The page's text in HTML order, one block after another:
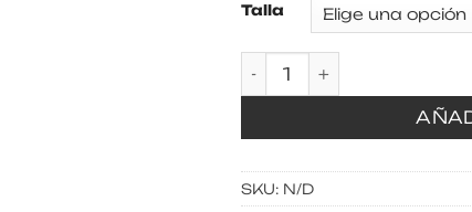
Talla
Camisa box bordado
SKU: N/D